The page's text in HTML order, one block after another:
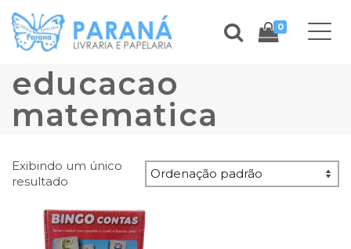
0
educacao
matematica
Exibindo um único
resultado